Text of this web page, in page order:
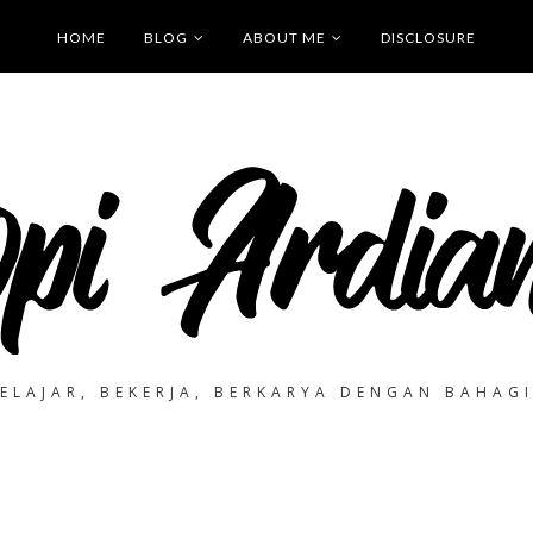
HOME BLOG ABOUT ME DISCLOSURE
BEKERJA, BERKARYA DENGAN